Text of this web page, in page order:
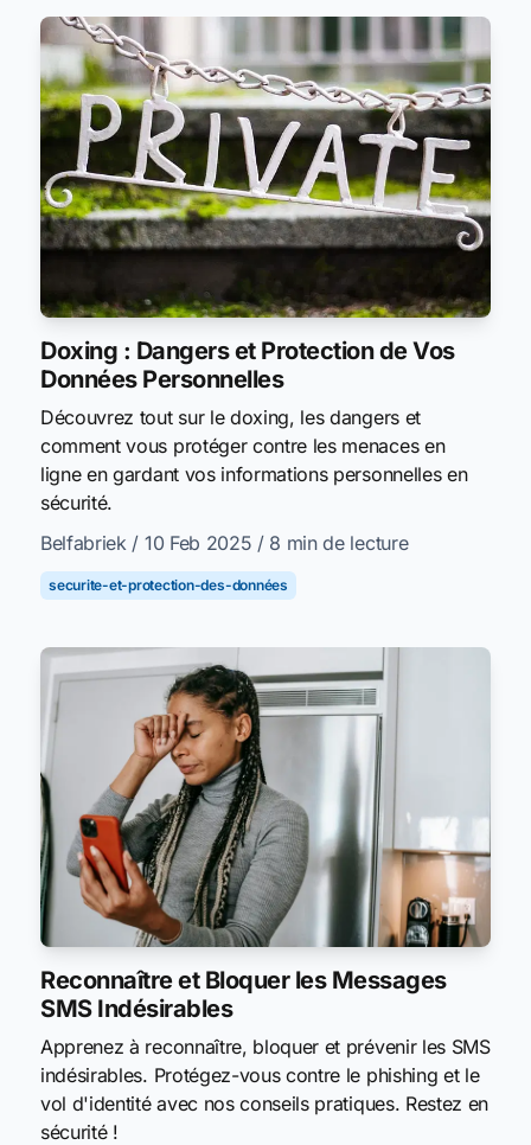
Doxing : Dangers et Protection de Vos
Données Personnelles
Découvrez tout sur le doxing, les dangers et
comment vous protéger contre les menaces en
ligne en gardant vos informations personnelles en
sécurité.
Belfabriek / 10 Feb 2025 / 8 min de lecture
securite-et-protection-des-données
Reconnaître et Bloquer les Messages
SMS Indésirables
Apprenez à reconnaître, bloquer et prévenir les SMS
indésirables. Protégez-vous contre le phishing et le
vol d'identité avec nos conseils pratiques. Restez en
sécurité !